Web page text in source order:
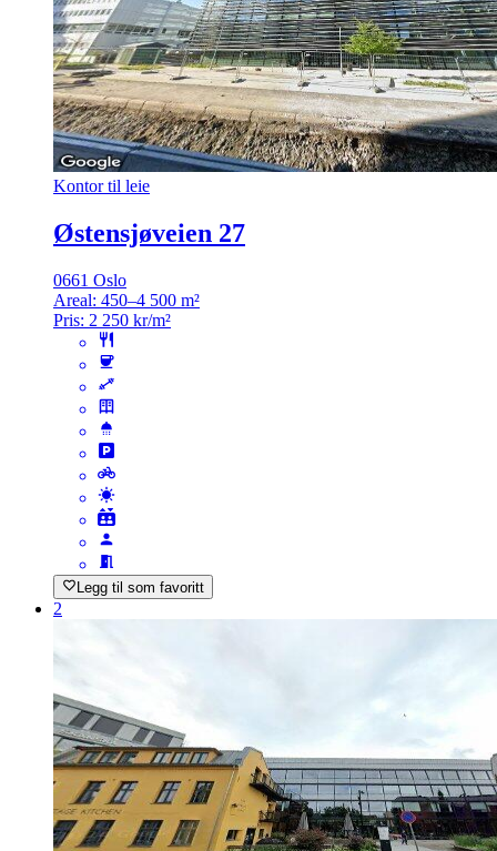
Kontor til leie
Østensjøveien 27
0661 Oslo
Areal: 450–4 500 m²
Pris: 2 250 kr/m²
Legg til som favoritt
2